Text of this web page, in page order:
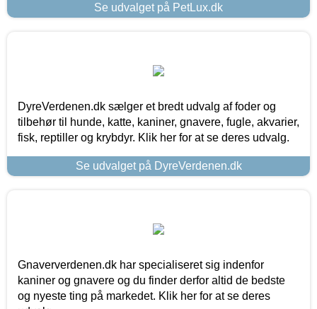
Se udvalget på PetLux.dk
DyreVerdenen.dk sælger et bredt udvalg af foder og
tilbehør til hunde, katte, kaniner, gnavere, fugle, akvarier,
fisk, reptiller og krybdyr. Klik her for at se deres udvalg.
Se udvalget på DyreVerdenen.dk
Gnaververdenen.dk har specialiseret sig indenfor
kaniner og gnavere og du finder derfor altid de bedste
og nyeste ting på markedet. Klik her for at se deres